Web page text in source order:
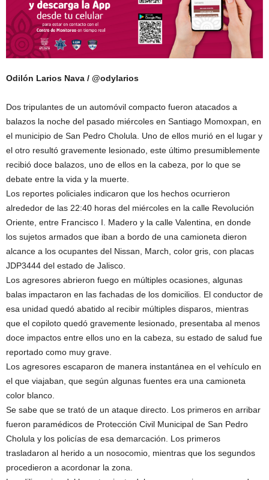
Odilón Larios Nava / @odylarios
Dos tripulantes de un automóvil compacto fueron atacados a
balazos la noche del pasado miércoles en Santiago Momoxpan, en
el municipio de San Pedro Cholula. Uno de ellos murió en el lugar y
el otro resultó gravemente lesionado, este último presumiblemente
recibió doce balazos, uno de ellos en la cabeza, por lo que se
debate entre la vida y la muerte.
Los reportes policiales indicaron que los hechos ocurrieron
alrededor de las 22:40 horas del miércoles en la calle Revolución
Oriente, entre Francisco I. Madero y la calle Valentina, en donde
los sujetos armados que iban a bordo de una camioneta dieron
alcance a los ocupantes del Nissan, March, color gris, con placas
JDP3444 del estado de Jalisco.
Los agresores abrieron fuego en múltiples ocasiones, algunas
balas impactaron en las fachadas de los domicilios. El conductor de
esa unidad quedó abatido al recibir múltiples disparos, mientras
que el copiloto quedó gravemente lesionado, presentaba al menos
doce impactos entre ellos uno en la cabeza, su estado de salud fue
reportado como muy grave.
Los agresores escaparon de manera instantánea en el vehículo en
el que viajaban, que según algunas fuentes era una camioneta
color blanco.
Se sabe que se trató de un ataque directo. Los primeros en arribar
fueron paramédicos de Protección Civil Municipal de San Pedro
Cholula y los policías de esa demarcación. Los primeros
trasladaron al herido a un nosocomio, mientras que los segundos
procedieron a acordonar la zona.